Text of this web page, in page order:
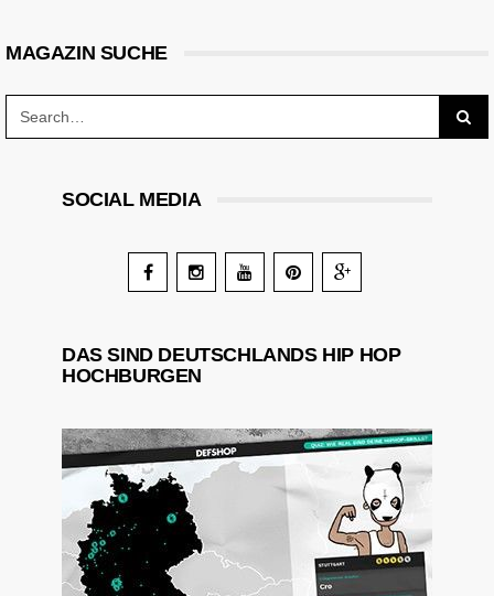
MAGAZIN SUCHE
SOCIAL MEDIA
DAS SIND DEUTSCHLANDS HIP HOP
HOCHBURGEN